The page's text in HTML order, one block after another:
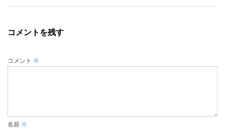
コメントを残す
コメント ※
名前 ※